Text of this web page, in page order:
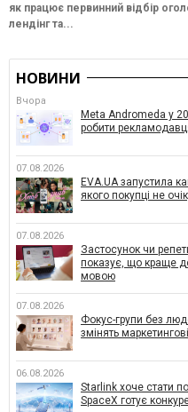
як працює первинний відбір
лендінг та...
НОВИНИ
Вчора
Meta Andromeda у
робити
07.08.2026
EVA.UA запустила
якого покупці не
07.08.2026
Застосунок чи
показує, що краще
мовою
07.08.2026
Фокус-групи без
змінять
06.08.2026
Starlink хоче стати
SpaceX готує